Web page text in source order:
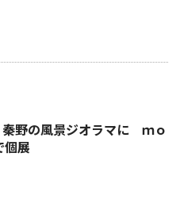
野の風景ジオラマに ｍｏ
個展